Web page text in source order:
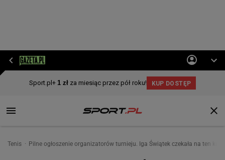
Tenis Pilne ogłoszenie organizatorów turnieju. Iga Świątek czekała na ten